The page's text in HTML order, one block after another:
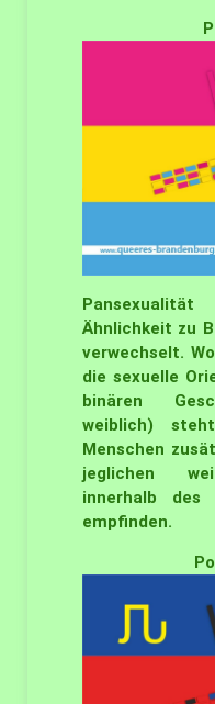
Ähnlichkeit zu
verwechselt.
die sexuelle
binären
weiblich)
Menschen
jeglichen
innerhalb des
empfinden.